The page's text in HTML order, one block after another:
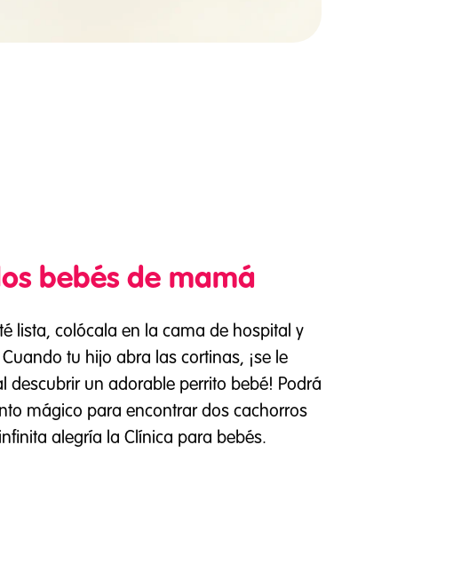
bebés de mamá
lista, colócala en la cama de hospital y
tu hijo abra las cortinas, ¡se le
descubrir un adorable perrito bebé! Podrá
mágico para encontrar dos cachorros
alegría la Clínica para bebés.